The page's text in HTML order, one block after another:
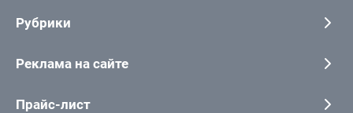
Рубрики
Реклама на сайте
Прайс-лист